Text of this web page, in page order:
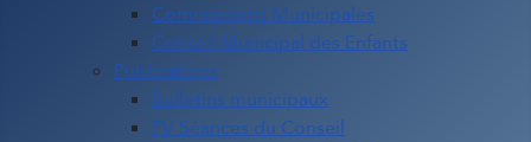
Commissions Municipales
Conseil Municipal des Enfants
Publications
Bulletins municipaux
PV Séances du Conseil